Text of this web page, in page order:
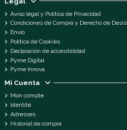
Aviso legal y Política de Privacidad
Condiciones de Compra y Derecho de
Envío
Política de Cookies
Declaración de accesibilidad
Pyme Digital
Pyme Innova
Mi Cuenta
Mon compte
Identité
Adresses
Historial de compra